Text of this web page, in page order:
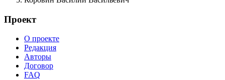
Проект
О проекте
Редакция
Авторы
Договор
FAQ